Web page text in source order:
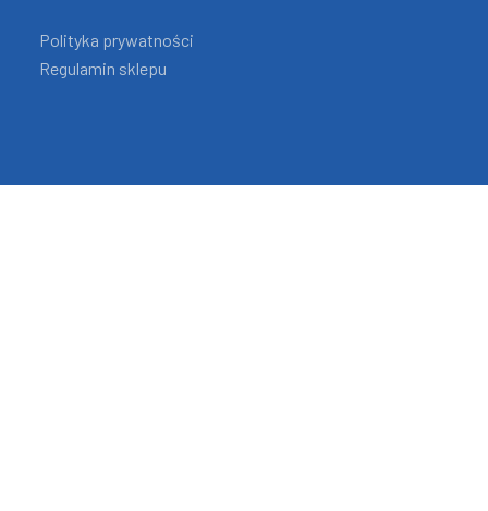
Polityka prywatności
Regulamin sklepu